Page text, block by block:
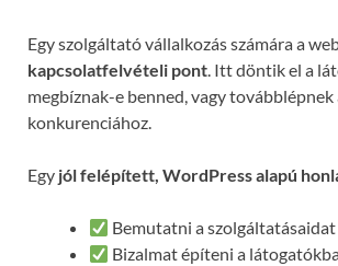
Egy szolgáltató vállalkozás számára a
kapcsolatfelvételi pont. Itt döntik el a
megbíznak-e benned, vagy továbblépnek
konkurenciához.
Egy jól felépített, WordPress alapú
Bemutatni a
Bizalmat építeni a